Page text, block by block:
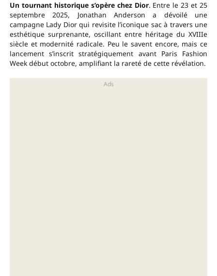
Un tournant historique s’opère chez Dior. Entre le 23 et 25
septembre 2025, Jonathan Anderson a dévoilé une
campagne Lady Dior qui revisite l’iconique sac à travers une
esthétique surprenante, oscillant entre héritage du XVIIIe
siècle et modernité radicale. Peu le savent encore, mais ce
lancement s’inscrit stratégiquement avant Paris Fashion
Week début octobre, amplifiant la rareté de cette révélation.